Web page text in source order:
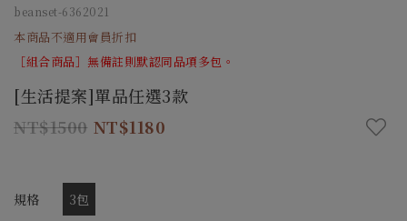
beanset-6362021
本商品不適用會員折扣
［組合商品］無備註則默認同品項多包。
[生活提案]單品任選3款
1500
1180
規格 3包